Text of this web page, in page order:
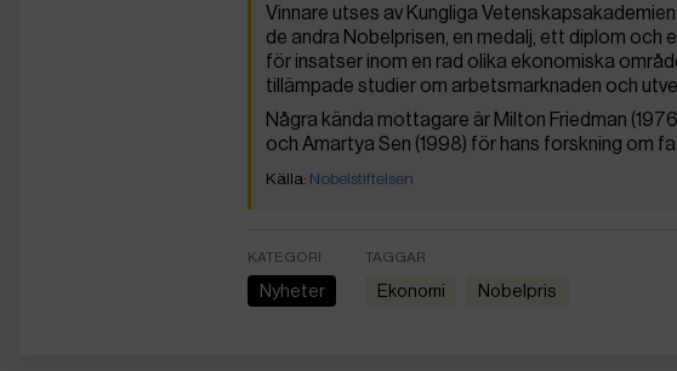
Vinnare utses av Kungliga
de andra Nobelprisen, en medalj, ett diplom och
för insatser inom en rad olika ekonomiska
tillämpade studier om arbetsmarknaden och
Några kända mottagare är Milton Friedman
och Amartya Sen (1998) för hans forskning om
Nobelstiftelsen
KATEGORI
Nyheter
TAGGAR
ekonomi Nobelpris